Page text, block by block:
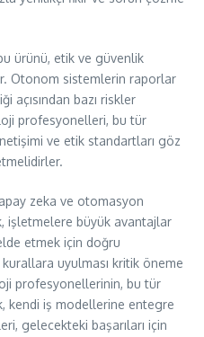
ürünü, etik ve güvenlik
Otonom sistemlerin raporlar
açısından bazı riskler
profesyonelleri, bu tür
ve etik standartları göz
zeka ve otomasyon
işletmelere büyük avantajlar
etmek için doğru
uyulması kritik öneme
profesyonellerinin, bu tür
kendi iş modellerine entegre
gelecekteki başarıları için